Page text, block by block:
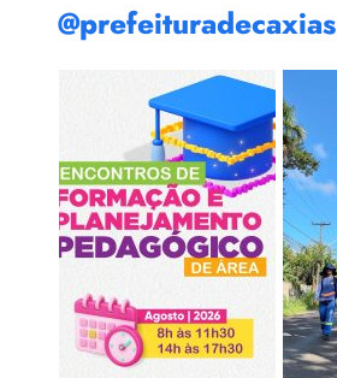
@prefeituradecaxias